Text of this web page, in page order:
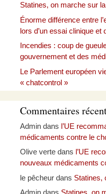
Statines, on marche sur
Énorme différence entre
lors d’un essai clinique et
Incendies : coup de
gouvernement et des
Le Parlement européen
« chatcontrol »
Commentaires
Admin dans l’UE
médicaments contre le
Olive verte dans l’UE
nouveaux médicaments
le pêcheur dans Statines,
Admin dans Statines, on